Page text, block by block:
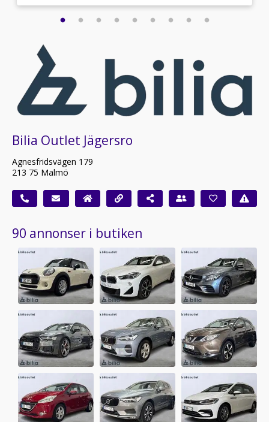
Bilia Outlet Jägersro
Agnesfridsvägen 179
213 75 Malmö
90 annonser i butiken